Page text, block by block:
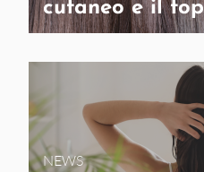
cutaneo e il
NEWS